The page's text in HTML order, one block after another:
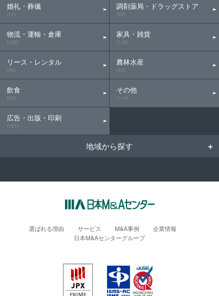
婚礼・葬儀
(11)
物流・運輸・倉庫
(126)
リース・レンタル
(30)
飲食
(55)
広告・出版・印刷
(101)
調剤薬局・ドラッグストア
(25)
家具・雑貨
(119)
農林水産
(43)
その他
(114)
地域から探す
選ばれる理由 サービス M&A事例
企業情報
日本M&Aセンターグループ